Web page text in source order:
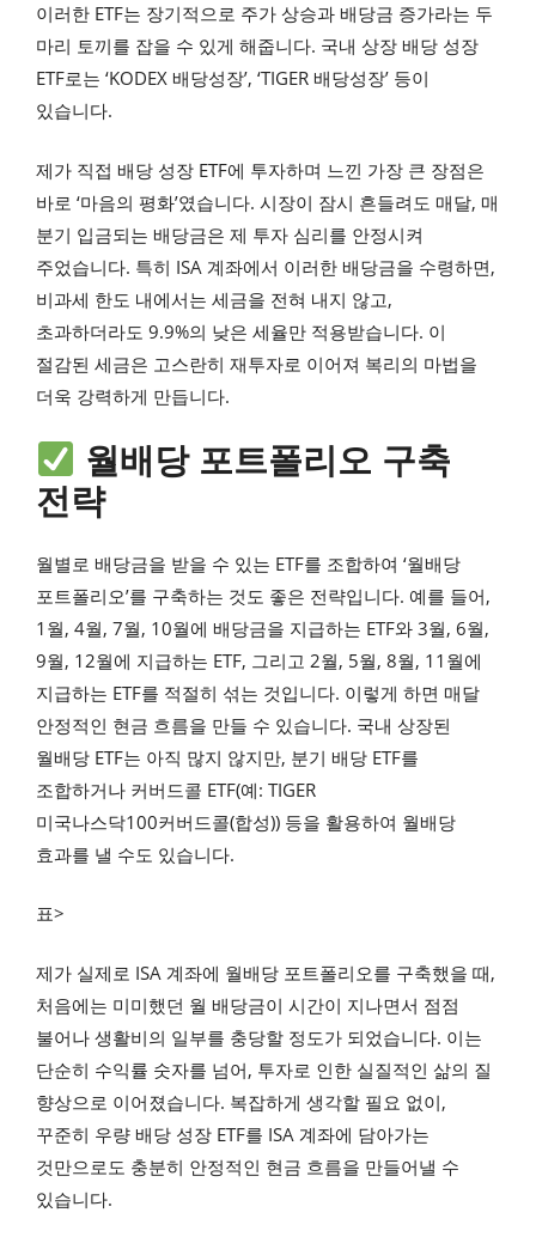
이러한 ETF는 장기적으로 주가 상승과 배당금 증가라는 두
마리 토끼를 잡을 수 있게 해줍니다. 국내 상장 배당 성장
ETF로는 ‘KODEX 배당성장’, ‘TIGER 배당성장’ 등이
있습니다.
제가 직접 배당 성장 ETF에 투자하며 느낀 가장 큰 장점은
바로 ‘마음의 평화’였습니다. 시장이 잠시 흔들려도 매달, 매
분기 입금되는 배당금은 제 투자 심리를 안정시켜
주었습니다. 특히 ISA 계좌에서 이러한 배당금을 수령하면,
비과세 한도 내에서는 세금을 전혀 내지 않고,
초과하더라도 9.9%의 낮은 세율만 적용받습니다. 이
절감된 세금은 고스란히 재투자로 이어져 복리의 마법을
더욱 강력하게 만듭니다.
월배당 포트폴리오 구축
전략
월별로 배당금을 받을 수 있는 ETF를 조합하여 ‘월배당
포트폴리오’를 구축하는 것도 좋은 전략입니다. 예를 들어,
1월, 4월, 7월, 10월에 배당금을 지급하는 ETF와 3월, 6월,
9월, 12월에 지급하는 ETF, 그리고 2월, 5월, 8월, 11월에
지급하는 ETF를 적절히 섞는 것입니다. 이렇게 하면 매달
안정적인 현금 흐름을 만들 수 있습니다. 국내 상장된
월배당 ETF는 아직 많지 않지만, 분기 배당 ETF를
조합하거나 커버드콜 ETF(예: TIGER
미국나스닥100커버드콜(합성)) 등을 활용하여 월배당
효과를 낼 수도 있습니다.
표>
제가 실제로 ISA 계좌에 월배당 포트폴리오를 구축했을 때,
처음에는 미미했던 월 배당금이 시간이 지나면서 점점
불어나 생활비의 일부를 충당할 정도가 되었습니다. 이는
단순히 수익률 숫자를 넘어, 투자로 인한 실질적인 삶의 질
향상으로 이어졌습니다. 복잡하게 생각할 필요 없이,
꾸준히 우량 배당 성장 ETF를 ISA 계좌에 담아가는
것만으로도 충분히 안정적인 현금 흐름을 만들어낼 수
있습니다.